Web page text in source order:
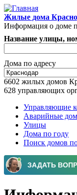
Перейти к
Жилые дома
Информация о доме
Название улицы,
Дома по адресу
6602 жилых домов
628 управляющих
Главное
Управляющие
Аварийные
Улицы
Дома по году
Поиск домов